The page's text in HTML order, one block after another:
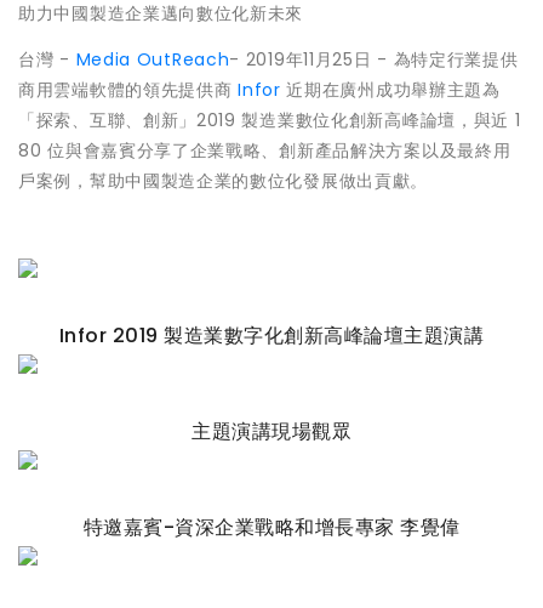
助力中國製造企業邁向數位化新未來
台灣 - Media OutReach- 2019年11月25日 - 為特定行業提供
商用雲端軟體的領先提供商Infor 近期在廣州成功舉辦主題為
「探索、互聯、創新」2019 製造業數位化創新高峰論壇，與近 1
80 位與會嘉賓分享了企業戰略、創新產品解決方案以及最終用
戶案例，幫助中國製造企業的數位化發展做出貢獻。
Infor 2019 製造業數字化創新高峰論壇主題演講
主題演講現場觀眾
特邀嘉賓-資深企業戰略和增長專家 李覺偉